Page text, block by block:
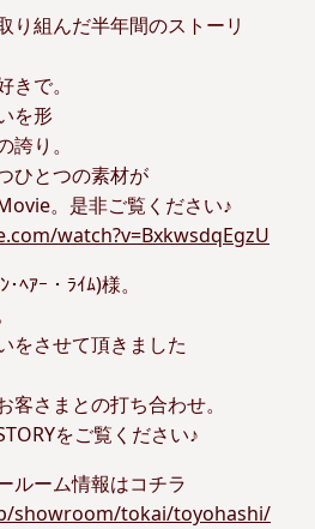
組んだ半年間のストーリ
で。
を形
り。
ひとつの素材が
。是非ご覧ください♪
watch?v=BxkwsdqEgzU
ｱｰ・ﾗｲﾑ)様。
をさせて頂きました
さまとの打ち合わせ。
をご覧ください♪
ルーム情報はコチラ
showroom/tokai/toyohashi/